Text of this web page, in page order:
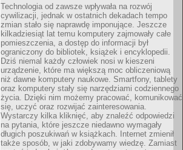
Technologia od zawsze wpływała na rozwój
cywilizacji, jednak w ostatnich dekadach tempo
zmian stało się naprawdę imponujące. Jeszcze
kilkadziesiąt lat temu komputery zajmowały całe
pomieszczenia, a dostęp do informacji był
ograniczony do bibliotek, książek i encyklopedii.
Dziś niemal każdy człowiek nosi w kieszeni
urządzenie, które ma większą moc obliczeniową
niż dawne komputery naukowe. Smartfony, tablety
oraz komputery stały się narzędziami codziennego
życia. Dzięki nim możemy pracować, komunikować
się, uczyć oraz rozwijać zainteresowania.
Wystarczy kilka kliknięć, aby znaleźć odpowiedzi
na pytania, które jeszcze niedawno wymagały
długich poszukiwań w książkach. Internet zmienił
także sposób, w jaki zdobywamy wiedzę. Zamiast